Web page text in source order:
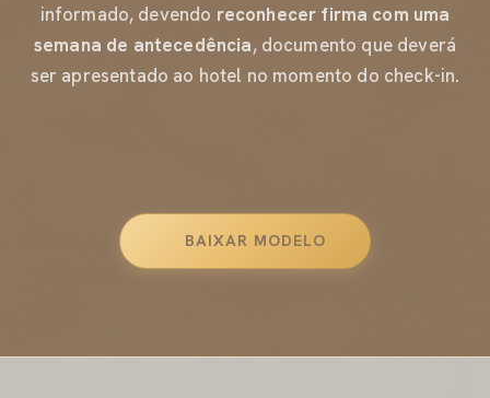
informado, devendo reconhecer firma com uma
semana de antecedência, documento que deverá
ser apresentado ao hotel no momento do check-in.
BAIXAR MODELO